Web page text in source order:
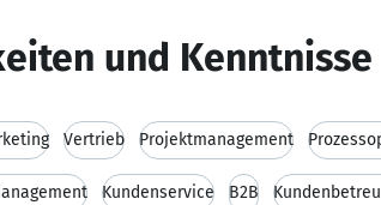
und Kenntnisse
Vertrieb Projektmanagement
Kundenservice B2B